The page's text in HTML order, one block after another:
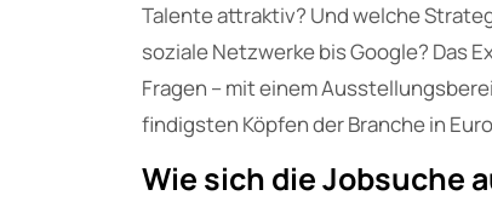
Talente attraktiv? Und welche
soziale Netzwerke bis Google? Das
Fragen – mit einem
findigsten Köpfen der Branche in
Wie sich die Jobsuche